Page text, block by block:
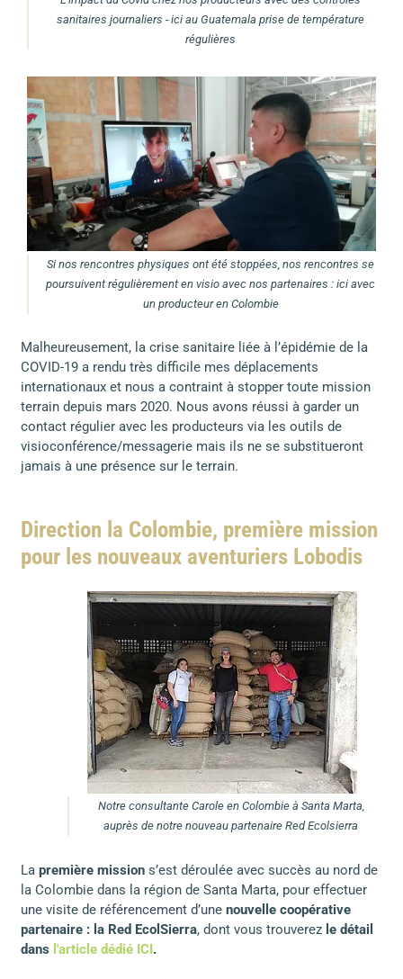
sanitaires journaliers - ici au Guatemala prise de température
régulières
Si nos rencontres physiques ont été stoppées, nos rencontres se
poursuivent régulièrement en visio avec nos partenaires : ici avec
un producteur en Colombie
Malheureusement, la crise sanitaire liée à l’épidémie de la
COVID-19 a rendu très difficile mes déplacements
internationaux et nous a contraint à stopper toute mission
terrain depuis mars 2020. Nous avons réussi à garder un
contact régulier avec les producteurs via les outils de
visioconférence/messagerie mais ils ne se substitueront
jamais à une présence sur le terrain.
Direction la Colombie, première mission
pour les nouveaux aventuriers Lobodis
Notre consultante Carole en Colombie à Santa Marta,
auprès de notre nouveau partenaire Red Ecolsierra
La première missions’est déroulée avec succès au nord de
la Colombie dans la région de Santa Marta, pour effectuer
une visite de référencement d’une nouvelle coopérative
partenaire : la Red EcolSierra, dont vous trouverez le détail
dans l'article dédié ICI.